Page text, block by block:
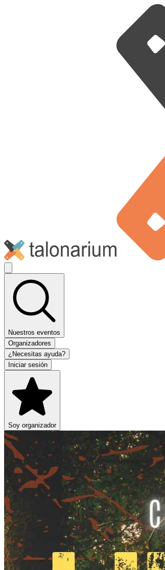
Nuestros eventos
Organizadores
¿Necesitas ayuda?
Iniciar sesión
Soy organizador